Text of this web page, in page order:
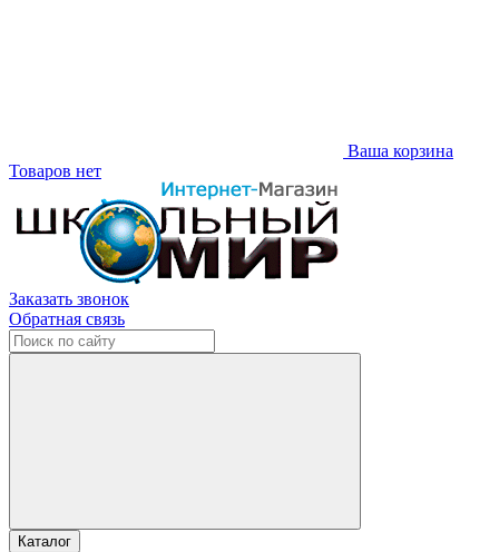
Ваша корзина
Товаров нет
Заказать звонок
Обратная связь
Каталог